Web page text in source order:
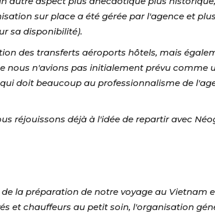
sur place a été gérée par l'agence et
sa disponibilité).
des transferts aéroports hôtels, mais
nous n'avions pas initialement prévu comme
doit beaucoup au professionnalisme de
réjouissons déjà à l'idée de repartir avec
la préparation de notre voyage au Vietnam
et chauffeurs au petit soin, l'organisation